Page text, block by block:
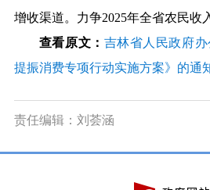
增收渠道。力争2025年全省农民收
查看原文： 吉林省人民政府
提振消费专项行动实施方案》的通
责任编辑：刘荟涵